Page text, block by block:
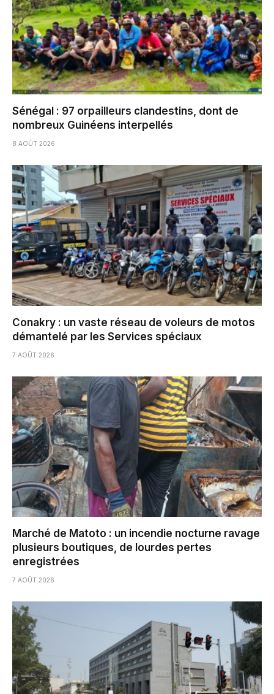
Sénégal : 97 orpailleurs clandestins, dont de
nombreux Guinéens interpellés
8 AOÛT 2026
Conakry : un vaste réseau de voleurs de motos
démantelé par les Services spéciaux
7 AOÛT 2026
Marché de Matoto : un incendie nocturne ravage
plusieurs boutiques, de lourdes pertes
enregistrées
7 AOÛT 2026